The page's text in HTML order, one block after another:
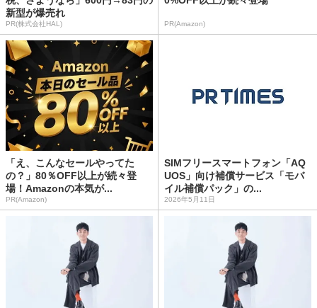
新型が爆売れ
PR(株式会社HAL) PR(Amazon)
「え、こんなセールやってた
の？」80％OFF以上が続々登
場！Amazonの本気が...
PR(Amazon)
SIMフリースマートフォン「AQ
UOS」向け補償サービス「モバ
イル補償パック」の...
2026年5月11日